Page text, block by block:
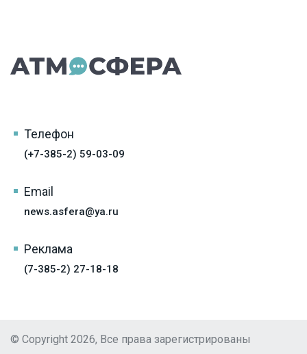
Телефон
(+7-385-2) 59-03-09
Email
news.asfera@ya.ru
Реклама
(7-385-2) 27-18-18
© Copyright 2026, Все права зарегистрированы